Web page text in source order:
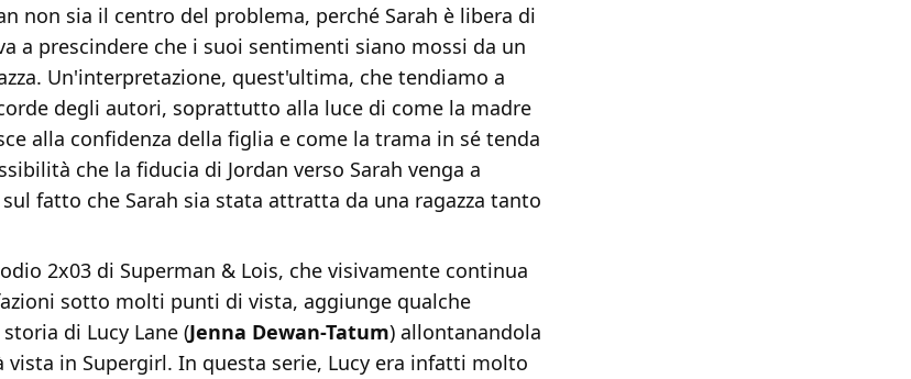
non sia il centro del problema, perché Sarah è libera di
a prescindere che i suoi sentimenti siano mossi da un
Un'interpretazione, quest'ultima, che tendiamo a
degli autori, soprattutto alla luce di come la madre
alla confidenza della figlia e come la trama in sé tenda
che la fiducia di Jordan verso Sarah venga a
fatto che Sarah sia stata attratta da una ragazza tanto
2x03 di Superman & Lois, che visivamente continua
sotto molti punti di vista, aggiunge qualche
di Lucy Lane (Jenna Dewan-Tatum) allontanandola
vista in Supergirl. In questa serie, Lucy era infatti molto